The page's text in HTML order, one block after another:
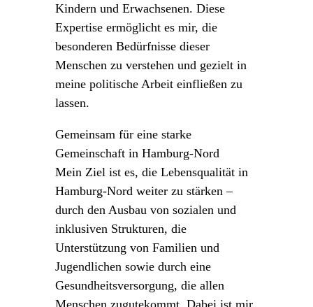
Kindern und Erwachsenen. Diese
Expertise ermöglicht es mir, die
besonderen Bedürfnisse dieser
Menschen zu verstehen und gezielt in
meine politische Arbeit einfließen zu
lassen.
Gemeinsam für eine starke
Gemeinschaft in Hamburg-Nord
Mein Ziel ist es, die Lebensqualität in
Hamburg-Nord weiter zu stärken –
durch den Ausbau von sozialen und
inklusiven Strukturen, die
Unterstützung von Familien und
Jugendlichen sowie durch eine
Gesundheitsversorgung, die allen
Menschen zugutekommt. Dabei ist mir